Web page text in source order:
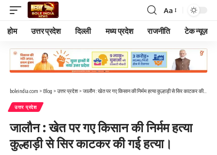
Font
Resizer
Aa
होम उत्तर प्रदेश दिल्ली मध्य प्रदेश राजनीति टेक न्यूज़
boleindia.com > Blog > उत्तर प्रदेश> जालौन : खेत पर गए किसान की निर्मम हत्या कुल्हाड़ी से सिर काटकर की गई हत्या।
उत्तर प्रदेश
जालौन : खेत पर गए किसान की निर्मम हत्या
कुल्हाड़ी से सिर काटकर की गई हत्या।